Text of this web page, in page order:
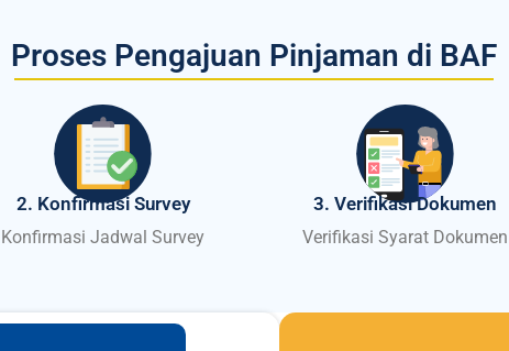
Proses Pengajuan Pinjaman di BAF
2. Konfirmasi Survey
Konfirmasi Jadwal Survey
3. Verifikasi Dokumen
Verifikasi Syarat Dokumen